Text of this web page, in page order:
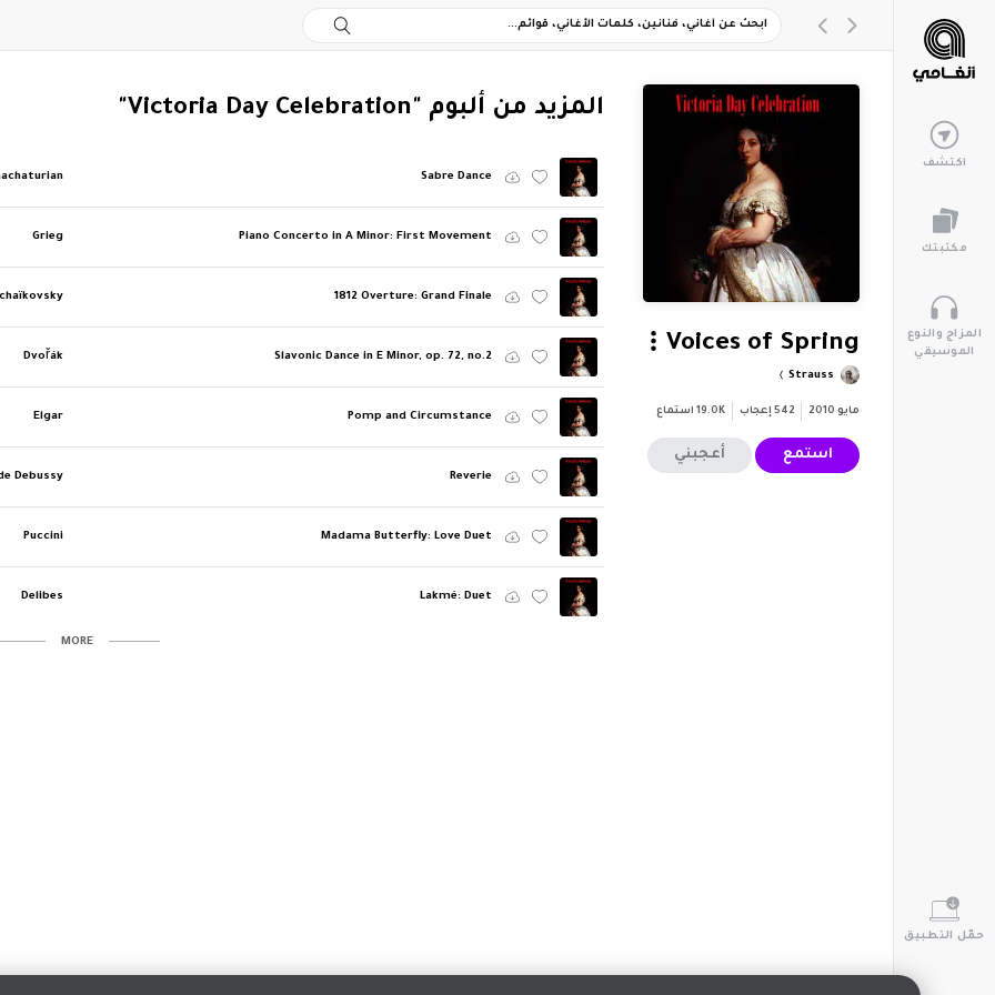
اكتشف
مكتبتك
المزاج والنوع
الموسيقي
حمّل التطبيق
Voices of Spring
Strauss
مايو 2010 542 إعجاب 19.0K استماع
استمع أعجبني
‏المزيد من ألبوم "Victoria Day Celebration"
Sabre Dance
Piano Concerto in A Minor: First Movement
Grieg
1812 Overture: Grand Finale
Slavonic Dance in E Minor, op. 72, no.2
Dvořák
Pomp and Circumstance
Elgar
Reverie
Debussy
Madama Butterfly: Love Duet
Puccini
Lakmé: Duet
Delibes
MORE